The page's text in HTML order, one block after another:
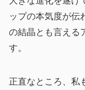
ップの本気度が伝
の結晶とも言える
す。
正直なところ、私